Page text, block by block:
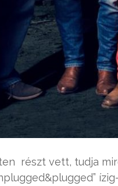
részt vett, tudja